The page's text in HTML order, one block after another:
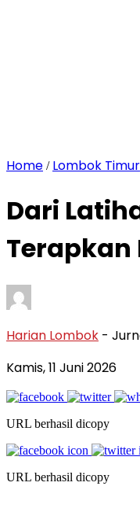
Home / Lombok Timur
Dari
Terapkan
Harian Lombok -
Kamis, 11 Juni 2026
URL berhasil dicopy
URL berhasil dicopy